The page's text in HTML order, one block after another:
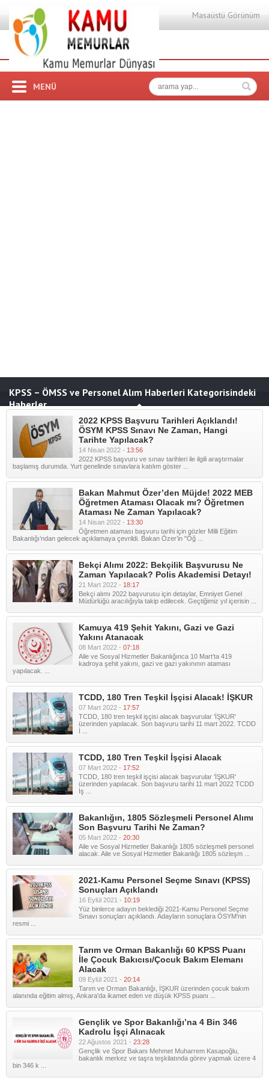
Masaüstü Görünüm
MENÜ
KPSS – ÖMSS ve Personel Alım Haberleri Kategorisindeki
Haberler
2022 KPSS Başvuru Tarihleri Açıklandı!
ÖSYM KPSS Sınavı Ne Zaman, Hangi
Tarihte Yapılacak?
14 Nisan 2022 - 13:56
2022 KPSS başvuru ve sınav tarihleri ile ilgili araştırmalar
başlamış durumda. Yurt genelinde sınavlara katılım göster ...
Bakan Mahmut Özer’den Müjde! 2022 MEB
Öğretmen Ataması Olacak mı? Öğretmen
Ataması Ne Zaman Yapılacak?
14 Nisan 2022 - 13:30
Öğretmen ataması başvuru tarihi için gözler Milli Eğitim
Bakanlığı’ndan gelecek açıklamaya çevrildi. Bakan Özer’in "Öğ ...
Bekçi Alımı 2022: Bekçilik Başvurusu Ne
Zaman Yapılacak? Polis Akademisi Detayı!
21 Mart 2022 - 18:17
Bekçi alımı 2022 başvurusu için detaylar, Emniyet Genel
Müdürlüğü aracılığıyla takip edilecek. Geçtiğimiz yıl içerisin ...
Kamuya 419 Şehit Yakını, Gazi ve Gazi
Yakını Atanacak
08 Mart 2022 - 07:18
Aile ve Sosyal Hizmetler Bakanlığınca 10 Mart’ta 419
kadroya şehit yakını, gazi ve gazi yakınının ataması
yapılacak. ...
TCDD, 180 Tren Teşkil İşçisi Alacak! İŞKUR
07 Mart 2022 - 17:57
TCDD, 180 tren teşkil işçisi alacak başvurular 'İŞKUR'
üzerinden yapılacak. Son başvuru tarihi 11 mart 2022. TCDD
İ ...
TCDD, 180 Tren Teşkil İşçisi Alacak
07 Mart 2022 - 17:52
TCDD, 180 tren teşkil işçisi alacak başvurular 'İŞKUR'
üzerinden yapılacak. Son başvuru tarihi 11 mart 2022 TCDD
İş ...
Bakanlığın, 1805 Sözleşmeli Personel Alımı
Son Başvuru Tarihi Ne Zaman?
05 Mart 2022 - 20:30
Aile ve Sosyal Hizmetler Bakanlığı 1805 sözleşmeli personel
alacak. Aile ve Sosyal Hizmetler Bakanlığı 1805 sözleşm ...
2021-Kamu Personel Seçme Sınavı (KPSS)
Sonuçları Açıklandı
16 Eylül 2021 - 10:19
Yüz binlerce adayın beklediği 2021-Kamu Personel Seçme
Sınavı sonuçları açıklandı. Adayların sonuçlara ÖSYM'nin
resmi ...
Tarım ve Orman Bakanlığı 60 KPSS Puanı
İle Çocuk Bakıcısı/Çocuk Bakım Elemanı
Alacak
09 Eylül 2021 - 20:14
Tarım ve Orman Bakanlığı, İŞKUR üzerinden çocuk bakım
alanında eğitim almış, Ankara'da ikamet eden ve düşük KPSS puanı ...
Gençlik ve Spor Bakanlığı’na 4 Bin 346
Kadrolu İşçi Alınacak
22 Ağustos 2021 - 23:28
Gençlik ve Spor Bakanı Mehmet Muharrem Kasapoğlu,
bakanlık merkez ve taşra teşkilatında görev yapmak üzere 4
bin 346 k ...